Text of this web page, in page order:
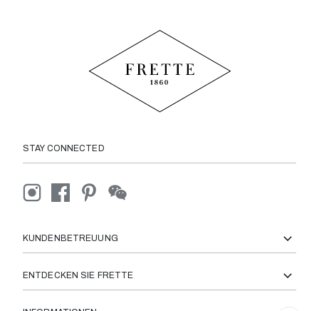
STAY CONNECTED
KUNDENBETREUUNG
ENTDECKEN SIE FRETTE